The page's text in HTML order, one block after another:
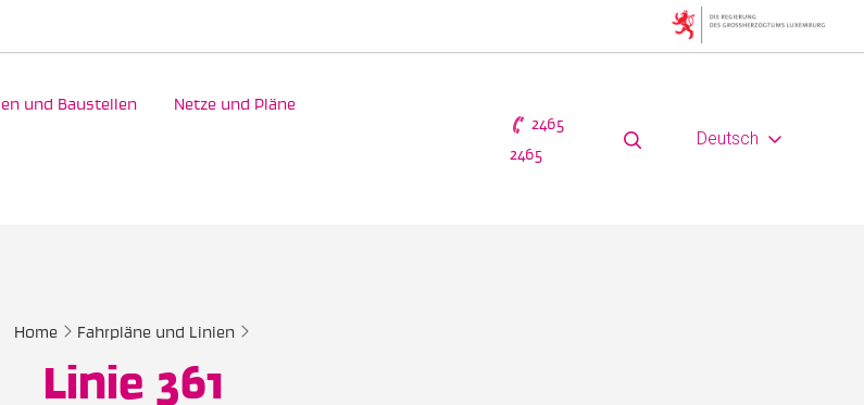
und Baustellen Netze und Pläne
2465
2465
Deutsch
Home Fahrpläne und Linien
Linie 361